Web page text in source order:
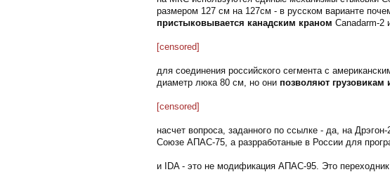
размером 127 см на 127см - в русском варианте
пристыковывается канадским краном Canadarm-2
[censored]
для соединения российского сегмента с
диаметр люка 80 см, но они позволяют
[censored]
насчет вопроса, заданного по ссылке - да, на
Союзе АПАС-75, а разрработаные в России для
и IDA - это не модификация АПАС-95. Это